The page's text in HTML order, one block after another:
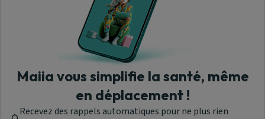
Maiia vous simplifie la santé, même
en déplacement !
Recevez des rappels automatiques pour ne plus rien